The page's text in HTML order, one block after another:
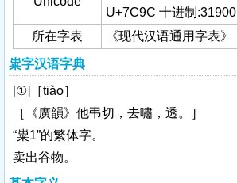
U+7C9C 十进制:31900
所在字表
《现代汉语通用字表》
粜字汉语字典
[①]［tiào］
［《廣韻》他弔切，去嘯，透。］
“粜1”的繁体字。
卖出谷物。